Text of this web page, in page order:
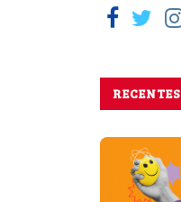
RECENTES